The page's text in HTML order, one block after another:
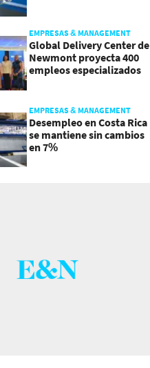
EMPRESAS & MANAGEMENT
Global Delivery Center de
Newmont proyecta 400
empleos especializados
EMPRESAS & MANAGEMENT
Desempleo en Costa Rica
se mantiene sin cambios
en 7%